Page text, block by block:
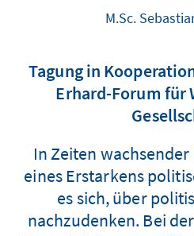
M.Sc.
Tagung in
Erhard-Forum für
In Zeiten
eines Erstarkens
es sich, über
nachzudenken. Bei